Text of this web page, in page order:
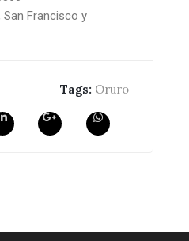
San Francisco y
Tags: Oruro